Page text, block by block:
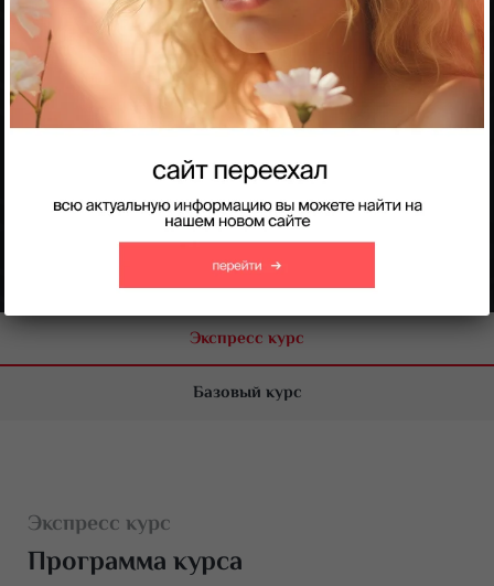
Мастер педикюра
Курс педикюра для начинающих. Подходит для
профессионального старта в профессии. Включает все
теоретические и практические знания по педикюру.
Получить консультацию
Экспресс курс
Базовый курс
Экспресс курс
Программа курса